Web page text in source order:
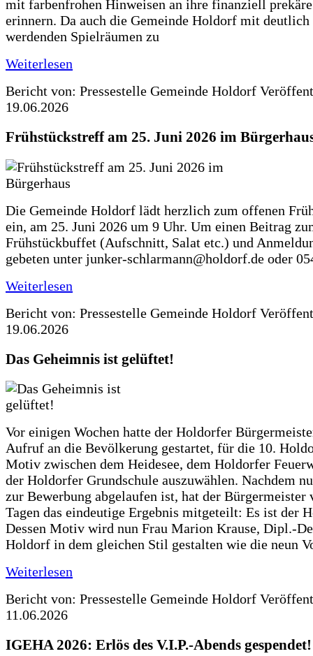
mit farbenfrohen Hinweisen an ihre finanziell
erinnern. Da auch die Gemeinde Holdorf mit deutlich
werdenden Spielräumen zu
Weiterlesen
Bericht von: Pressestelle Gemeinde Holdorf
19.06.2026
Frühstückstreff am 25. Juni 2026 im
Die Gemeinde Holdorf lädt herzlich zum offenen
ein, am 25. Juni 2026 um 9 Uhr. Um einen Beitrag
Frühstückbuffet (Aufschnitt, Salat etc.) und
gebeten unter junker-schlarmann@holdorf.de oder
Weiterlesen
Bericht von: Pressestelle Gemeinde Holdorf
19.06.2026
Das Geheimnis ist gelüftet!
Vor einigen Wochen hatte der Holdorfer
Aufruf an die Bevölkerung gestartet, für die 10.
Motiv zwischen dem Heidesee, dem Holdorfer
der Holdorfer Grundschule auszuwählen. Nachdem
zur Bewerbung abgelaufen ist, hat der Bürgermeister
Tagen das eindeutige Ergebnis mitgeteilt: Es ist der
Dessen Motiv wird nun Frau Marion Krause, Dipl.-
Holdorf in dem gleichen Stil gestalten wie die neun
Weiterlesen
Bericht von: Pressestelle Gemeinde Holdorf
11.06.2026
IGEHA 2026: Erlös des V.I.P.-Abends gespendet!